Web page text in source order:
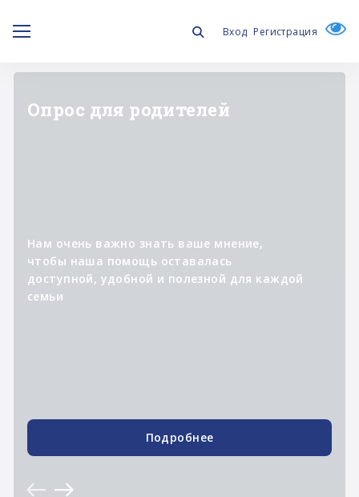
Вход Регистрация
"ЛИЧНОЕ ДЕЛО"
реализации программ фонда,
помогая изменять к лучшему
Подробнее